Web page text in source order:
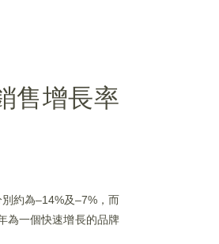
售增長率
約為–14%及–7%，而
為一個快速增長的品牌